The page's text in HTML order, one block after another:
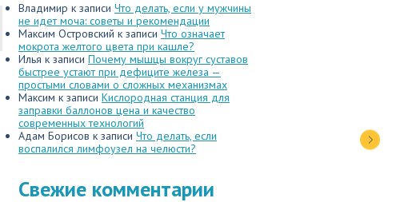
Владимир к записи Что делать, если у мужчины
не идет моча: советы и рекомендации
Максим Островский к записи Что означает
мокрота желтого цвета при кашле?
Илья к записи Почему мышцы вокруг суставов
быстрее устают при дефиците железа —
простыми словами о сложных механизмах
Максим к записи Кислородная станция для
заправки баллонов цена и качество
современных технологий
Адам Борисов к записи Что делать, если
воспалился лимфоузел на челюсти?
Свежие комментарии